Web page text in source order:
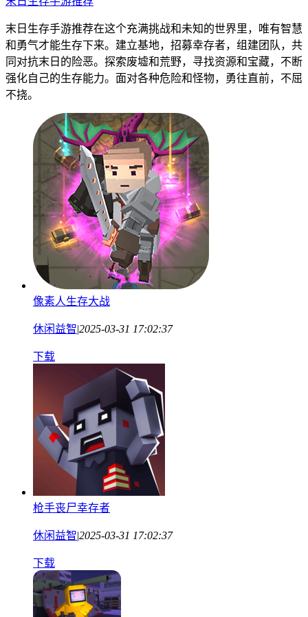
末日生存手游推荐在这个充满挑战和未知的世界里，唯有智慧
和勇气才能生存下来。建立基地，招募幸存者，组建团队，共
同对抗末日的险恶。探索废墟和荒野，寻找资源和宝藏，不断
强化自己的生存能力。面对各种危险和怪物，勇往直前，不屈
不挠。
像素人生存大战
休闲益智|2025-03-31 17:02:37
下载
枪手丧尸幸存者
休闲益智|2025-03-31 17:02:37
下载